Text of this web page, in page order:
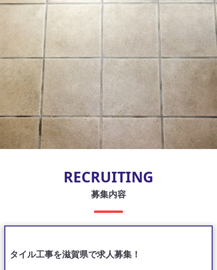
RECRUITING
募集内容
タイル工事を滋賀県で求人募集！